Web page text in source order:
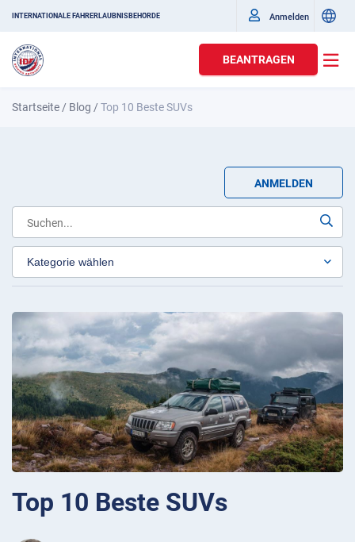
INTERNATIONALE FAHRERLAUBNISBEHÖRDE Anmelden
BEANTRAGEN
Startseite / Blog /Top 10 Beste SUVs
ANMELDEN
Top 10 Beste SUVs